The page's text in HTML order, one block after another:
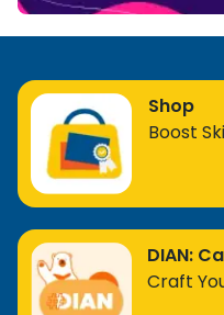
Shop
Boost
DIAN:
Craft